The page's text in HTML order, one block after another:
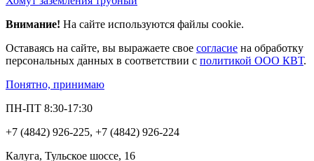
Внимание! На сайте используются файлы cookie.
Оставаясь на сайте, вы выражаете свое согласие на обработку
персональных данных в соответствии с политикой ООО КВТ.
Понятно, принимаю
ПН-ПТ 8:30-17:30
+7 (4842) 926-225, +7 (4842) 926-224
Калуга, Тульское шоссе, 16